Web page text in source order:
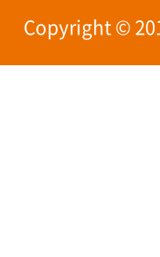
Copyright ©